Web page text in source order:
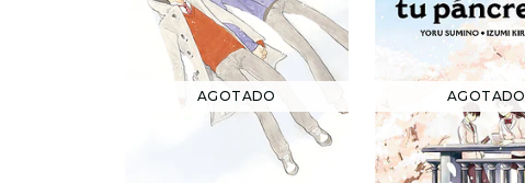
AGOTADO AGOTADO